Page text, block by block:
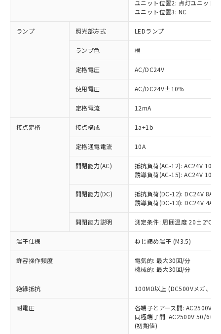
ユニット位置2: 点灯ユニット
ユニット位置3: NC
ランプ 照光部方式 LEDランプ
ランプ色 橙
定格電圧 AC/DC24V
使用電圧 AC/DC24V±10%
定格電流 12mA
接点定格 接点構成 1a+1b
定格通電電流 10A
開閉能力(AC)
抵抗負荷(AC-12): AC24V 10A/
誘導負荷(AC-15): AC24V
開閉能力(DC)
抵抗負荷(DC-12): DC24V 8A/
誘導負荷(DC-13): DC24V 4A/
開閉能力説明 測定条件: 周囲温度 20±2℃、
端子仕様 ねじ締め端子 (M3.5)
許容操作頻度
電気的: 最大30回/分
機械的: 最大30回/分
絶縁抵抗 100MΩ以上 (DC500Vメガ、点
耐電圧
各端子とアース間: AC2500V
同極端子間: AC2500V 50/
(初期値)
ご利用条件
ご利用ください。
本サービスは、当社制御機器事業取扱
商品の当社在庫状況および標準価格
(税抜)を提供させていただくもので
当社制御機器事業取扱商品の中には、
本サービスの対象外となる商品もある
ことをご了承ください。
在庫状況および標準価格照会結果は、
対応済み：EU RoHS指令（10物質）の
非含有に対応した製品が提供可能な商品で
対応予定：EU RoHS指令（10物質）の非含
有に対応した製品に切り替える予定のある
対応予定なし：EU RoHS指令（10物質）の
非含有に非対応の商品で、対応品を出す予
定はありません。
調査・確認中：EU RoHS指令（10物質）の
非含有の対応状況を調査中または確認中の
害物質有無と関係のない商品です。
仕入先様の事情により、非含有部品として
いたものが、含有品と判明した場合などや
むを得ず変更することがあります。
※1 中国RoHS○×表
「○」：最大均質材料含有率が中国RoHSの
基準値以下であることを示します。
「×」：最大均質材料含有率が中国RoHSの
基準値を超えていることを示します。
「－」：未確認です。当社販売部門へお問
当社は、これら貴社製品のうち、外国
為替および外国貿易法に定める商品